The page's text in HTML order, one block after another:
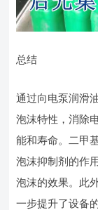
总结
通过向电泵润滑
泡沫特性，消除
能和寿命。二甲
泡沫抑制剂的作
泡沫的效果。此
一步提升了设备